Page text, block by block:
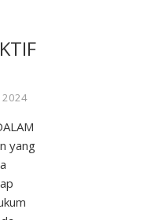
2024
yang